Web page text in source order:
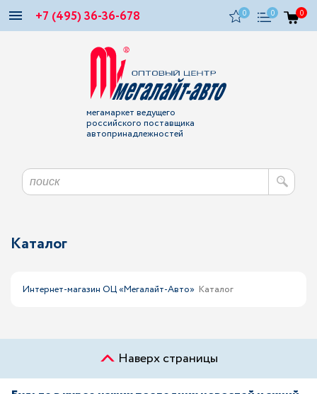
+7 (495) 36-36-678 0 0 0
мегамаркет ведущего
российского поставщика
автопринадлежностей
Каталог
Интернет-магазин ОЦ «Мегалайт-Авто» Каталог
Наверх страницы